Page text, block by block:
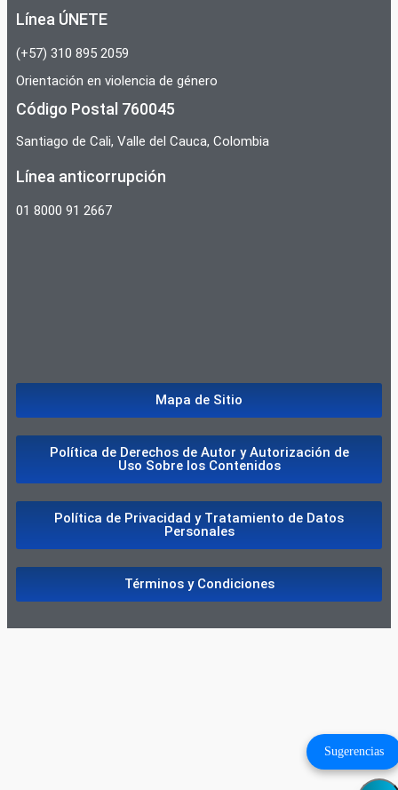
Línea ÚNETE
(+57) 310 895 2059
Orientación en violencia de género
Código Postal 760045
Santiago de Cali, Valle del Cauca, Colombia
Línea anticorrupción
01 8000 91 2667
Mapa de Sitio
Política de Derechos de Autor y Autorización de
Uso Sobre los Contenidos
Política de Privacidad y Tratamiento de Datos
Personales
Términos y Condiciones
Sugerencias